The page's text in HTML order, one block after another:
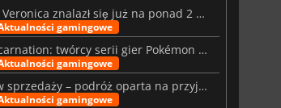
Resident Evil: Veronica znalazł się już na ponad 2 milionach list życzeń
gamingowe
Beast of Reincarnation: twórcy serii gier Pokémon wkraczają na nową ścieżkę
gamingowe
Big Walk już w sprzedaży – podróż oparta na przyjaźni
gamingowe